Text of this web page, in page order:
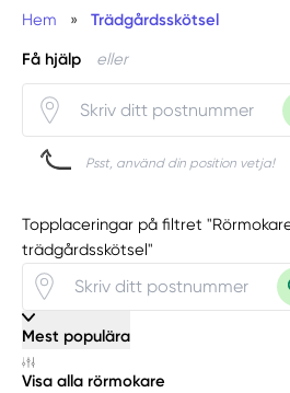
Hem
» Trädgårdsskötsel
Få hjälp eller
Psst, använd din position vetja!
Topplaceringar på filtret
trädgårdsskötsel"
Mest populära
Visa alla rörmokare